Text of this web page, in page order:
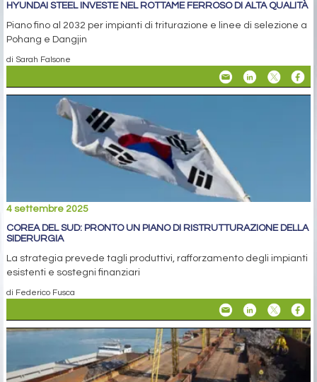
HYUNDAI STEEL INVESTE NEL ROTTAME FERROSO DI ALTA QUALITÀ
Piano fino al 2032 per impianti di triturazione e linee di selezione a
Pohang e Dangjin
di Sarah Falsone
4 settembre 2025
COREA DEL SUD: PRONTO UN PIANO DI RISTRUTTURAZIONE DELLA
SIDERURGIA
La strategia prevede tagli produttivi, rafforzamento degli impianti
esistenti e sostegni finanziari
di Federico Fusca